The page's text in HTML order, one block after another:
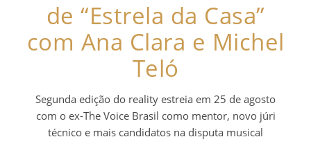
de “Estrela da Casa”
com Ana Clara e Michel
Teló
Segunda edição do reality estreia em 25 de agosto
com o ex-The Voice Brasil como mentor, novo júri
técnico e mais candidatos na disputa musical